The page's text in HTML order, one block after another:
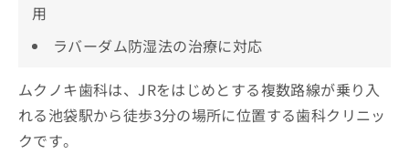
用
ラバーダム防湿法の治療に対応
ムクノキ歯科は、JRをはじめとする複数路線が乗り入
れる池袋駅から徒歩3分の場所に位置する歯科クリニッ
クです。